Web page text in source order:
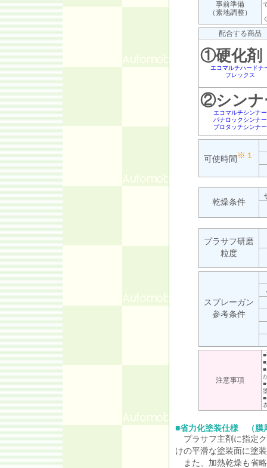
事前準備
（素地調整）
配合する商品
①硬化剤
エコマルチハードナ
フレックス
②シンナ
エコマルチシンナー
パナロックシンナー
プロタッチシンナー
可使時間 ※１
乾燥条件
プラサフ研磨
粒度
スプレーガン
参考条件
注意事項
■
■
■
■
■
■省力化塗装仕様 （膜
プラサフ主剤に指定
けの平滑な塗装面に塗
また、加熱乾燥も省